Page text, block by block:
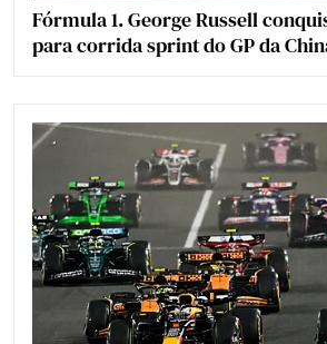
Fórmula 1. George Russell
para corrida sprint do GP da